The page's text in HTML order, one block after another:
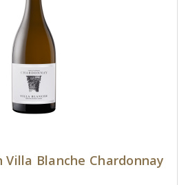
Villa Blanche Chardonnay